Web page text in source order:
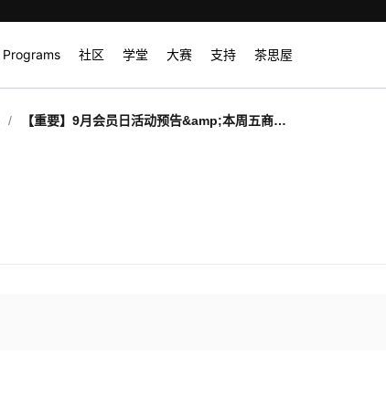
Programs 社区 学堂 大赛 支持 茶思屋
/
【重要】9月会员日活动预告&amp;本周五商城